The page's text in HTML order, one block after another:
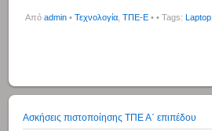
Απόadmin • Τεχνολογία ,ΤΠΕ-Ε • • Tags:Laptop
Ασκήσεις πιστοποίησης ΤΠΕ Α΄ επιπέδου